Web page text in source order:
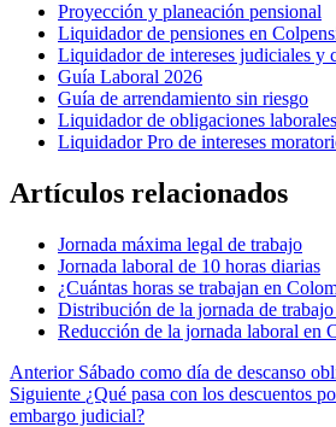
Proyección y planeación pensional
Liquidador de pensiones en
Liquidador de intereses judiciales y
Guía Laboral 2026
Guía de arrendamiento sin riesgo
Liquidador de obligaciones laborales
Liquidador Pro de intereses
Artículos relacionados
Jornada máxima legal de trabajo
Jornada laboral de 10 horas diarias
¿Cuántas horas se trabajan en
Distribución de la jornada de
Reducción de la jornada laboral en
Anterior Sábado como día de descanso
Siguiente ¿Qué pasa con los descuentos
embargo judicial?